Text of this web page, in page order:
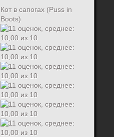
Кот в сапогах (Puss in
Boots)